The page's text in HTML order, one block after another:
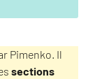
Pimenko. Il
sections